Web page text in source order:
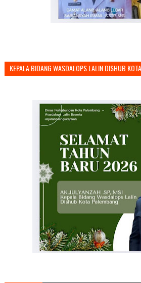
KEPALA BIDANG WASDALOPS LALIN DISHUB